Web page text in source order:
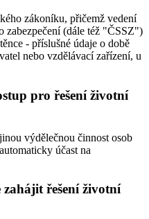
zákoníku, přičemž vedení
zabezpečení (dále též "ČSSZ")
- příslušné údaje o době
nebo vzdělávací zařízení, u
pro řešení životní
výdělečnou činnost osob
účast na
zahájit řešení životní